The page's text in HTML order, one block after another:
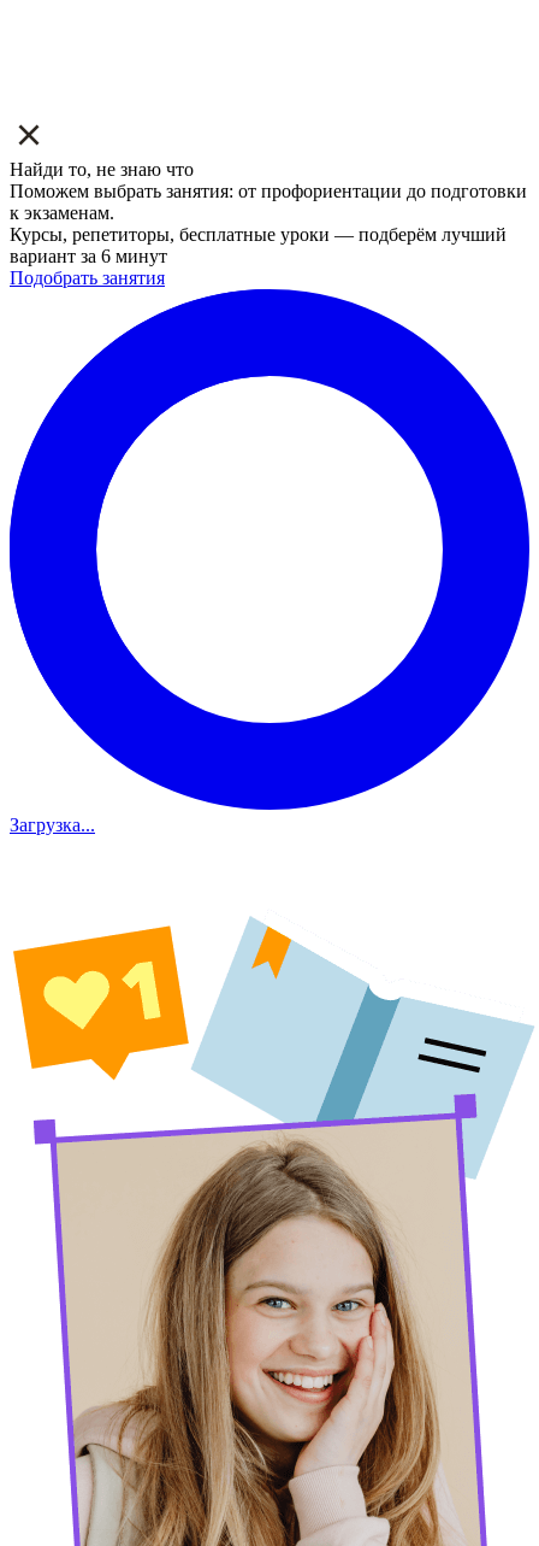
Найди то, не знаю что
Поможем выбрать занятия: от профориентации до подготовки
к экзаменам.
Курсы, репетиторы, бесплатные уроки — подберём лучший
вариант за 6 минут
Подобрать занятия
Загрузка...